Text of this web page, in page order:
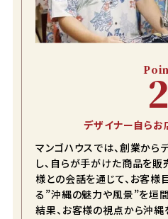
M
在庫数 2
在庫数 1
3L
在庫数 1
2
デザイナー自らお
マンゴハウスでは、創業か
し、自らが手がけた商品を販
様との会話を通じて、お客様
る”沖縄の魅力や風景”を垣
結果、お客様の視点から沖